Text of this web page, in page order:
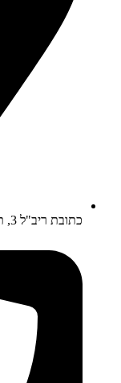
כתובת ריב"ל 3, תל-אביב 6777834